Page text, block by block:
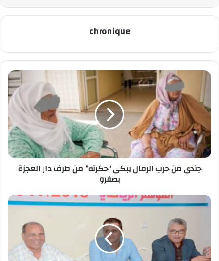
chronique
جندي من حرب الرمال يبكي “حكرته” من طرف دار العجزة
بصفرو